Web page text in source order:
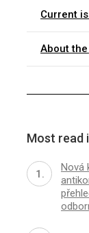
Current
About
Most read
Nová